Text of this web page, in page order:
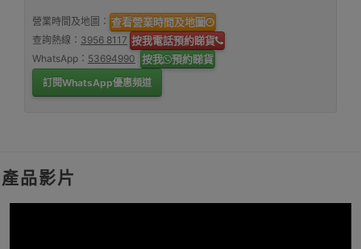
營業時間及地圖： 查看營業時間及地圖
查詢熱線： 3956 8117 按我電話預約睇貨
WhatsApp： 53694990 按我 預約睇貨
訂閱WhatsApp優惠頻道
產品影片